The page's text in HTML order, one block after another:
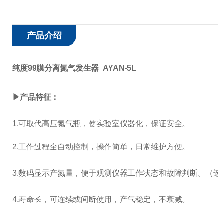
产品介绍
纯度99膜分离氮气发生器 AYAN-5L
▶产品特征：
1.可取代高压氮气瓶，使实验室仪器化，保证安全。
2.工作过程全自动控制，操作简单，日常维护方便。
3.数码显示产氮量，便于观测仪器工作状态和故障判断。（
4.寿命长，可连续或间断使用，产气稳定，不衰减。